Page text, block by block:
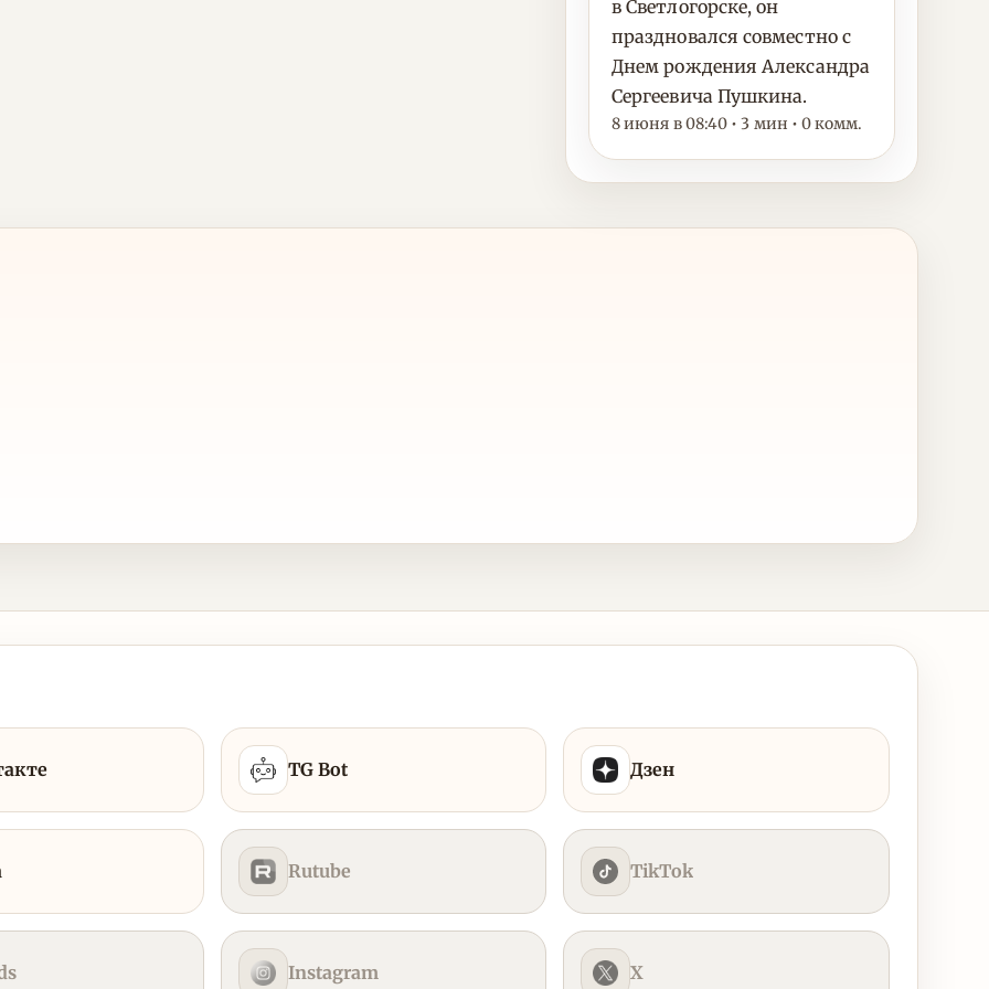
в Светлогорске, он
праздновался совместно с
Днем рождения Александра
Сергеевича Пушкина.
8 июня в 08:40 • 3 мин • 0 комм.
TG Bot Дзен
Rutube TikTok
Instagram X